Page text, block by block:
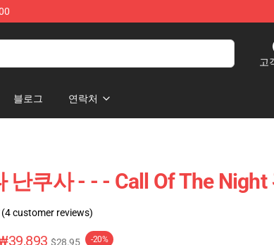
고
블로그 연락처
난쿠사 - - - Call Of The Night
(4 customer reviews)
$28.95 -20%